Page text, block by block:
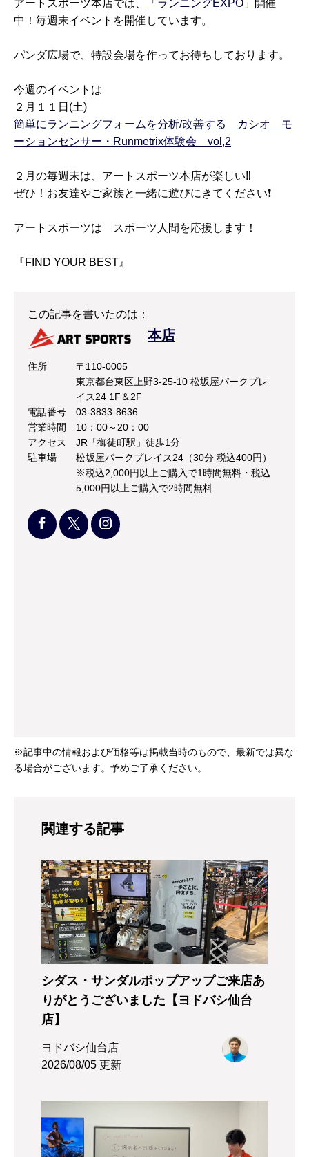
アートスポーツ本店では、 「ランニングEXPO」
開催
中！毎週末イベントを開催しています。
パンダ広場で、特設会場を作ってお待ちしております。
今週のイベントは
２月１１日(土)
簡単にランニングフォームを分析/改善する カシオ モ
ーションセンサー・Runmetrix体験会 vol,2
２月の毎週末は、アートスポーツ本店が楽しい‼️
ぜひ！お友達やご家族と一緒に遊びにきてください❗️
アートスポーツは スポーツ人間を応援します！
『FIND YOUR BEST』
この記事を書いたのは：
本店
住所
〒110-0005
東京都台東区上野3-25-10 松坂屋パークプレ
イス24 1F＆2F
電話番号
03-3833-8636
営業時間
10：00～20：00
アクセス
JR「御徒町駅」徒歩1分
駐車場
松坂屋パークプレイス24（30分 税込400円）
※税込2,000円以上ご購入で1時間無料・税込
5,000円以上ご購入で2時間無料
※記事中の情報および価格等は掲載当時のもので、最新では異な
る場合がございます。予めご了承ください。
関連する記事
シダス・サンダルポップアップご来店あ
りがとうございました【ヨドバシ仙台
店】
ヨドバシ仙台店
2026/08/05 更新